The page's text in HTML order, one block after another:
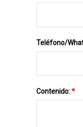
Teléfono/
Contenido:*